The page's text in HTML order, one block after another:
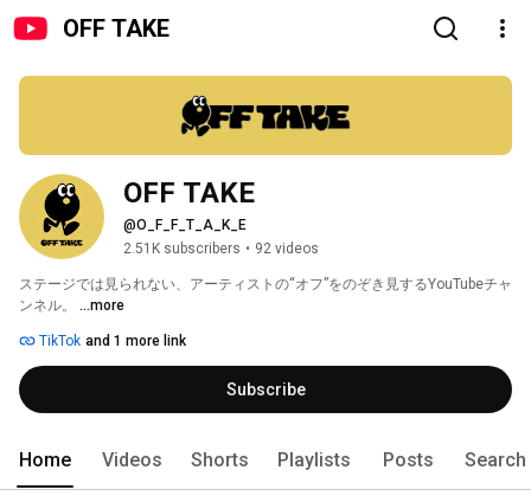
OFF TAKE
OFF TAKE
@O_F_F_T_A_K_E
2.51K subscribers • 92 videos
ステージでは見られない、アーティストの“オフ”をのぞき見するYouTubeチャ
ンネル。 ...more
TikTok and 1 more link
Subscribe
Home Videos Shorts Playlists Posts Search